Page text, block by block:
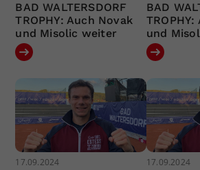
BAD WALTERSDORF
TROPHY: Auch Novak
und Misolic weiter
BAD
und
17.09.2024 17.09.2024